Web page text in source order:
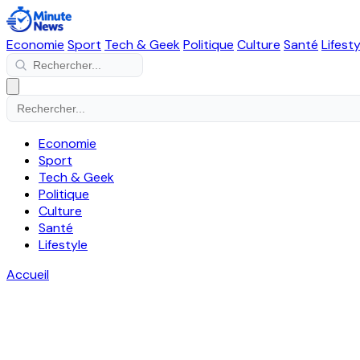
Economie Sport Tech & GeekPolitique Culture Santé
Economie
Sport
Tech & Geek
Politique
Culture
Santé
Lifestyle
Accueil